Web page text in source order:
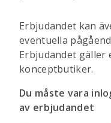
Erbjudandet kan
eventuella
Erbjudandet gäller
konceptbutiker.
Du måste vara
av erbjudandet